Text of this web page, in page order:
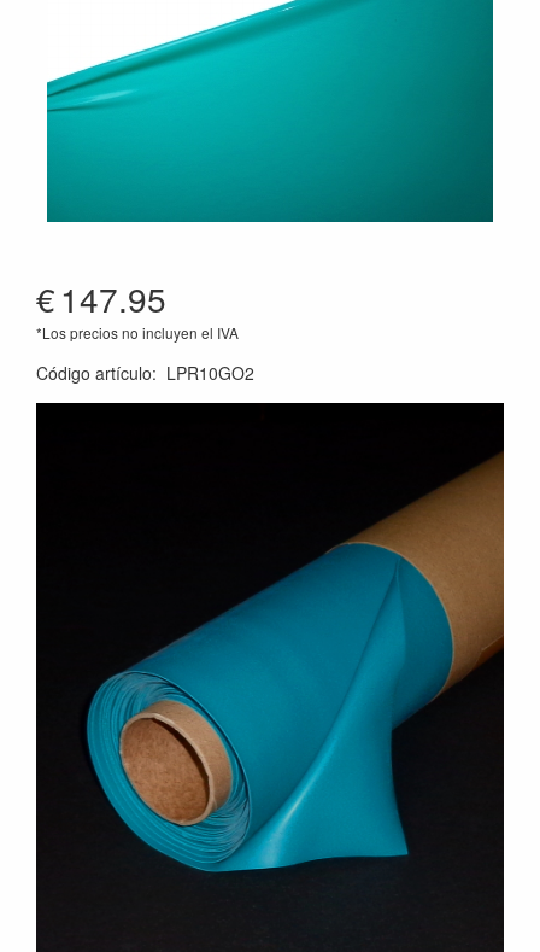
€147.95
*Los precios no incluyen el IVA
Código artículo: LPR10GO2